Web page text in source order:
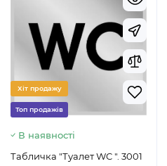
Хіт продажу
Топ продажів
В наявності
Табличка "Туалет WC ". 3001